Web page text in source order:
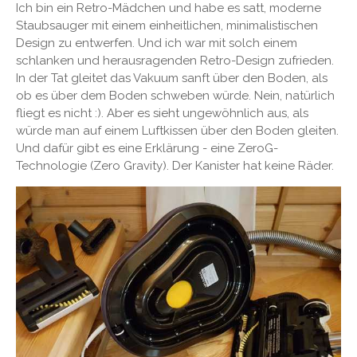
Ich bin ein Retro-Mädchen und habe es satt, moderne
Staubsauger mit einem einheitlichen, minimalistischen
Design zu entwerfen. Und ich war mit solch einem
schlanken und herausragenden Retro-Design zufrieden.
In der Tat gleitet das Vakuum sanft über den Boden, als
ob es über dem Boden schweben würde. Nein, natürlich
fliegt es nicht :). Aber es sieht ungewöhnlich aus, als
würde man auf einem Luftkissen über den Boden gleiten.
Und dafür gibt es eine Erklärung - eine ZeroG-
Technologie (Zero Gravity). Der Kanister hat keine Räder.